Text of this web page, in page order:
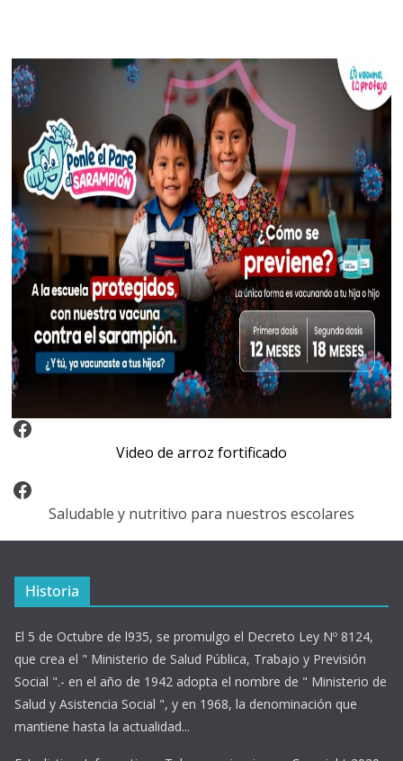
Video Arroz Fortificado
Video de arroz fortificado
Facebook
Saludable y nutritivo para nuestros escolares
Historia
El 5 de Octubre de l935, se promulgo el Decreto Ley Nº 8124,
que crea el " Ministerio de Salud Pública, Trabajo y Previsión
Social ".- en el año de 1942 adopta el nombre de " Ministerio de
Salud y Asistencia Social ", y en 1968, la denominación que
mantiene hasta la actualidad...